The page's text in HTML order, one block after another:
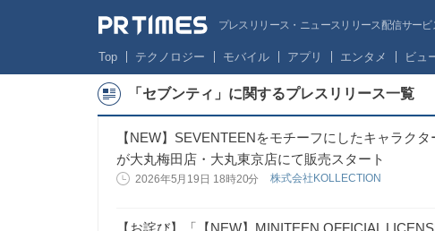
プレスリリース・ニュースリリース配信サービ
Top テクノロジー モバイル アプリ エンタメ ビュ
「セブンティ」に関するプレスリリース一覧
【NEW】SEVENTEENをモチーフにしたキャラク
が大丸梅田店・大丸東京店にて販売スタート
2026年5月19日 18時20分 株式会社KOLLECTION
【お詫び】「【NEW】MINITEEN OFFICIAL